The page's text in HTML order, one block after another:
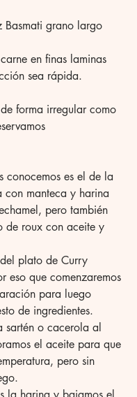
Basmati grano largo
en finas laminas
sea rápida.
forma irregular como
conocemos es el de la
con manteca y harina
pero también
de roux con aceite y
plato de Curry
eso que comenzaremos
para luego
de ingredientes.
sartén o cacerola al
el aceite para que
pero sin